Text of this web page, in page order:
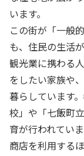
います。
この街が「一般
も、住民の生活
観光業に携わる
をしたい家族や
暮らしています
校」や「七飯町
育が行われてい
商店を利用する